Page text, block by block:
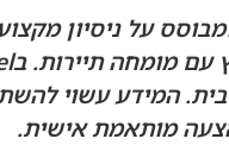
על ניסיון
המידע עשוי
מותאמת אישית.